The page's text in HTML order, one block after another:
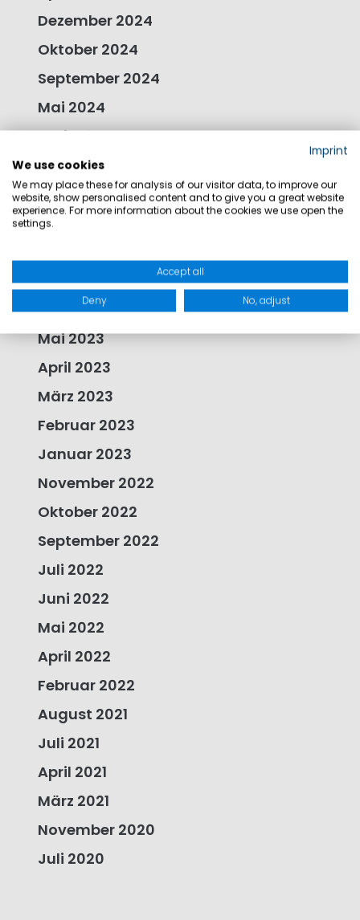
Dezember 2024
Oktober 2024
September 2024
Mai 2024
April 2024
Januar 2024
November 2023
Oktober 2023
August 2023
Juni 2023
Mai 2023
April 2023
März 2023
Februar 2023
Januar 2023
November 2022
Oktober 2022
September 2022
Juli 2022
Juni 2022
Mai 2022
April 2022
Februar 2022
August 2021
Juli 2021
April 2021
März 2021
November 2020
Juli 2020
Imprint
We use cookies
We may place these for analysis of our visitor data, to improve our
website, show personalised content and to give you a great website
experience. For more information about the cookies we use open the
settings.
Accept all
Deny No, adjust